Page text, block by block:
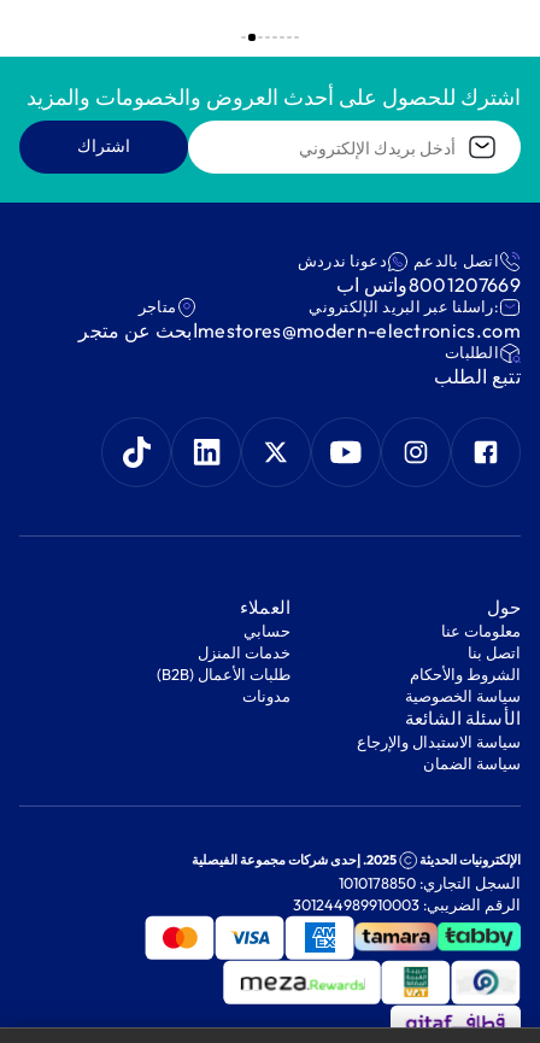
اشترك للحصول على أحدث العروض والخصومات والمزيد
اشتراك
اتصل بالدعم
8001207669
دعونا ندردش
واتس اب
:راسلنا عبر البريد الإلكتروني
mestores@modern-electronics.com
متاجر
ابحث عن متجر
‫الطلبات‬
‫تتبع الطلب‬
‫حول‬
معلومات عنا
اتصل بنا
‫الشروط والأحكام‬
‫سياسة الخصوصية‬
‫العملاء‬
‫حسابي‬
‫خدمات المنزل‬
‫طلبات الأعمال (B2B)‬
مدونات
‫الأسئلة الشائعة‬
‫سياسة الاستبدال والإرجاع‬
‫سياسة الضمان‬
الإلكترونيات الحديثة 2025. إحدى شركات مجموعة الفيصلية
السجل التجاري: 1010178850
الرقم الضريبي: 301244989910003